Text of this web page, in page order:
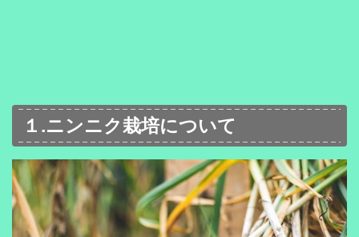
１.ニンニク栽培について